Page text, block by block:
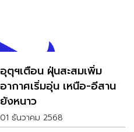
อุตุฯเตือน ฝุ่นสะสมเพิ่ม
อากาศเริ่มอุ่น เหนือ-อีสาน
ยังหนาว
01 ธันวาคม 2568